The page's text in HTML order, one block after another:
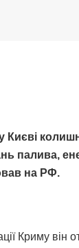
палива,
на РФ.
Криму він